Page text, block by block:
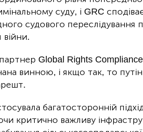
суду, і GRC
судового переслідування
Global Rights
винною, і якщо так, то
багатосторонній
критично важливу